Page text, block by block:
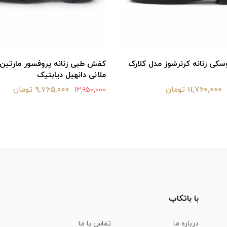
زنانه کرنرشوز مدل کلارک
11,760,000 تومان
کفش طبی زنانه پروفسور
ملانی دانهیل دیابتیک
13,950,000 9,765,000 تومان
با باتکاپ
درباره ما تماس با ما